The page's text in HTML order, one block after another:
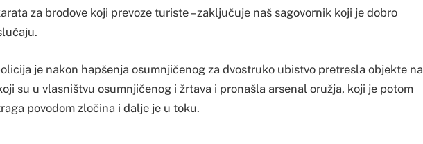
za brodove koji prevoze turiste – zaključuje naš sagovornik koji je dobro
je nakon hapšenja osumnjičenog za dvostruko ubistvo pretresla objekte na
su u vlasništvu osumnjičenog i žrtava i pronašla arsenal oružja, koji je potom
povodom zločina i dalje je u toku.